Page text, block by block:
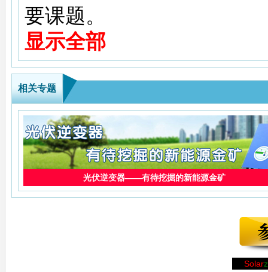
应用举例：
光伏系统中主要负载是
定容量为180W的交流逆
箱是感性负载，在起动瞬
倍之多，因此逆变器的输
800W，考虑到逆变器的
靠工作。
当系统中存在多个负载
个用电负载同时工作的可
气连接，然后断开直流侧
9、等待至少5分钟直到内
作。
10、任何影响逆变器安全
开启逆变器。
11、避免不必要的电路板
12、遵守静电防护规范，
14、操作前初步目视检查
15、注意逆变器热表面。
要课题。
显示全部
相关专题
光伏逆变器——有待挖掘的新能源金矿
Solar